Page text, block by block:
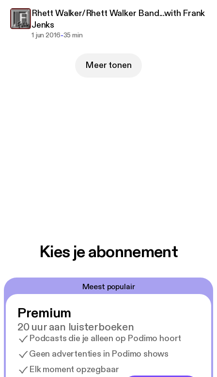
Rhett Walker/Rhett Walker Band...with Frank
Jenks
1 jun 2016-35 min
Meer tonen
Kies je abonnement
Meest populair
Premium
20 uur aan luisterboeken
Podcasts die je alleen op Podimo hoort
Geen advertenties in Podimo shows
Elk moment opzegbaar